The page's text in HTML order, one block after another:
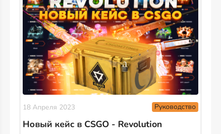
18 Апреля 2023 Руководство
Новый кейс в CSGO - Revolution